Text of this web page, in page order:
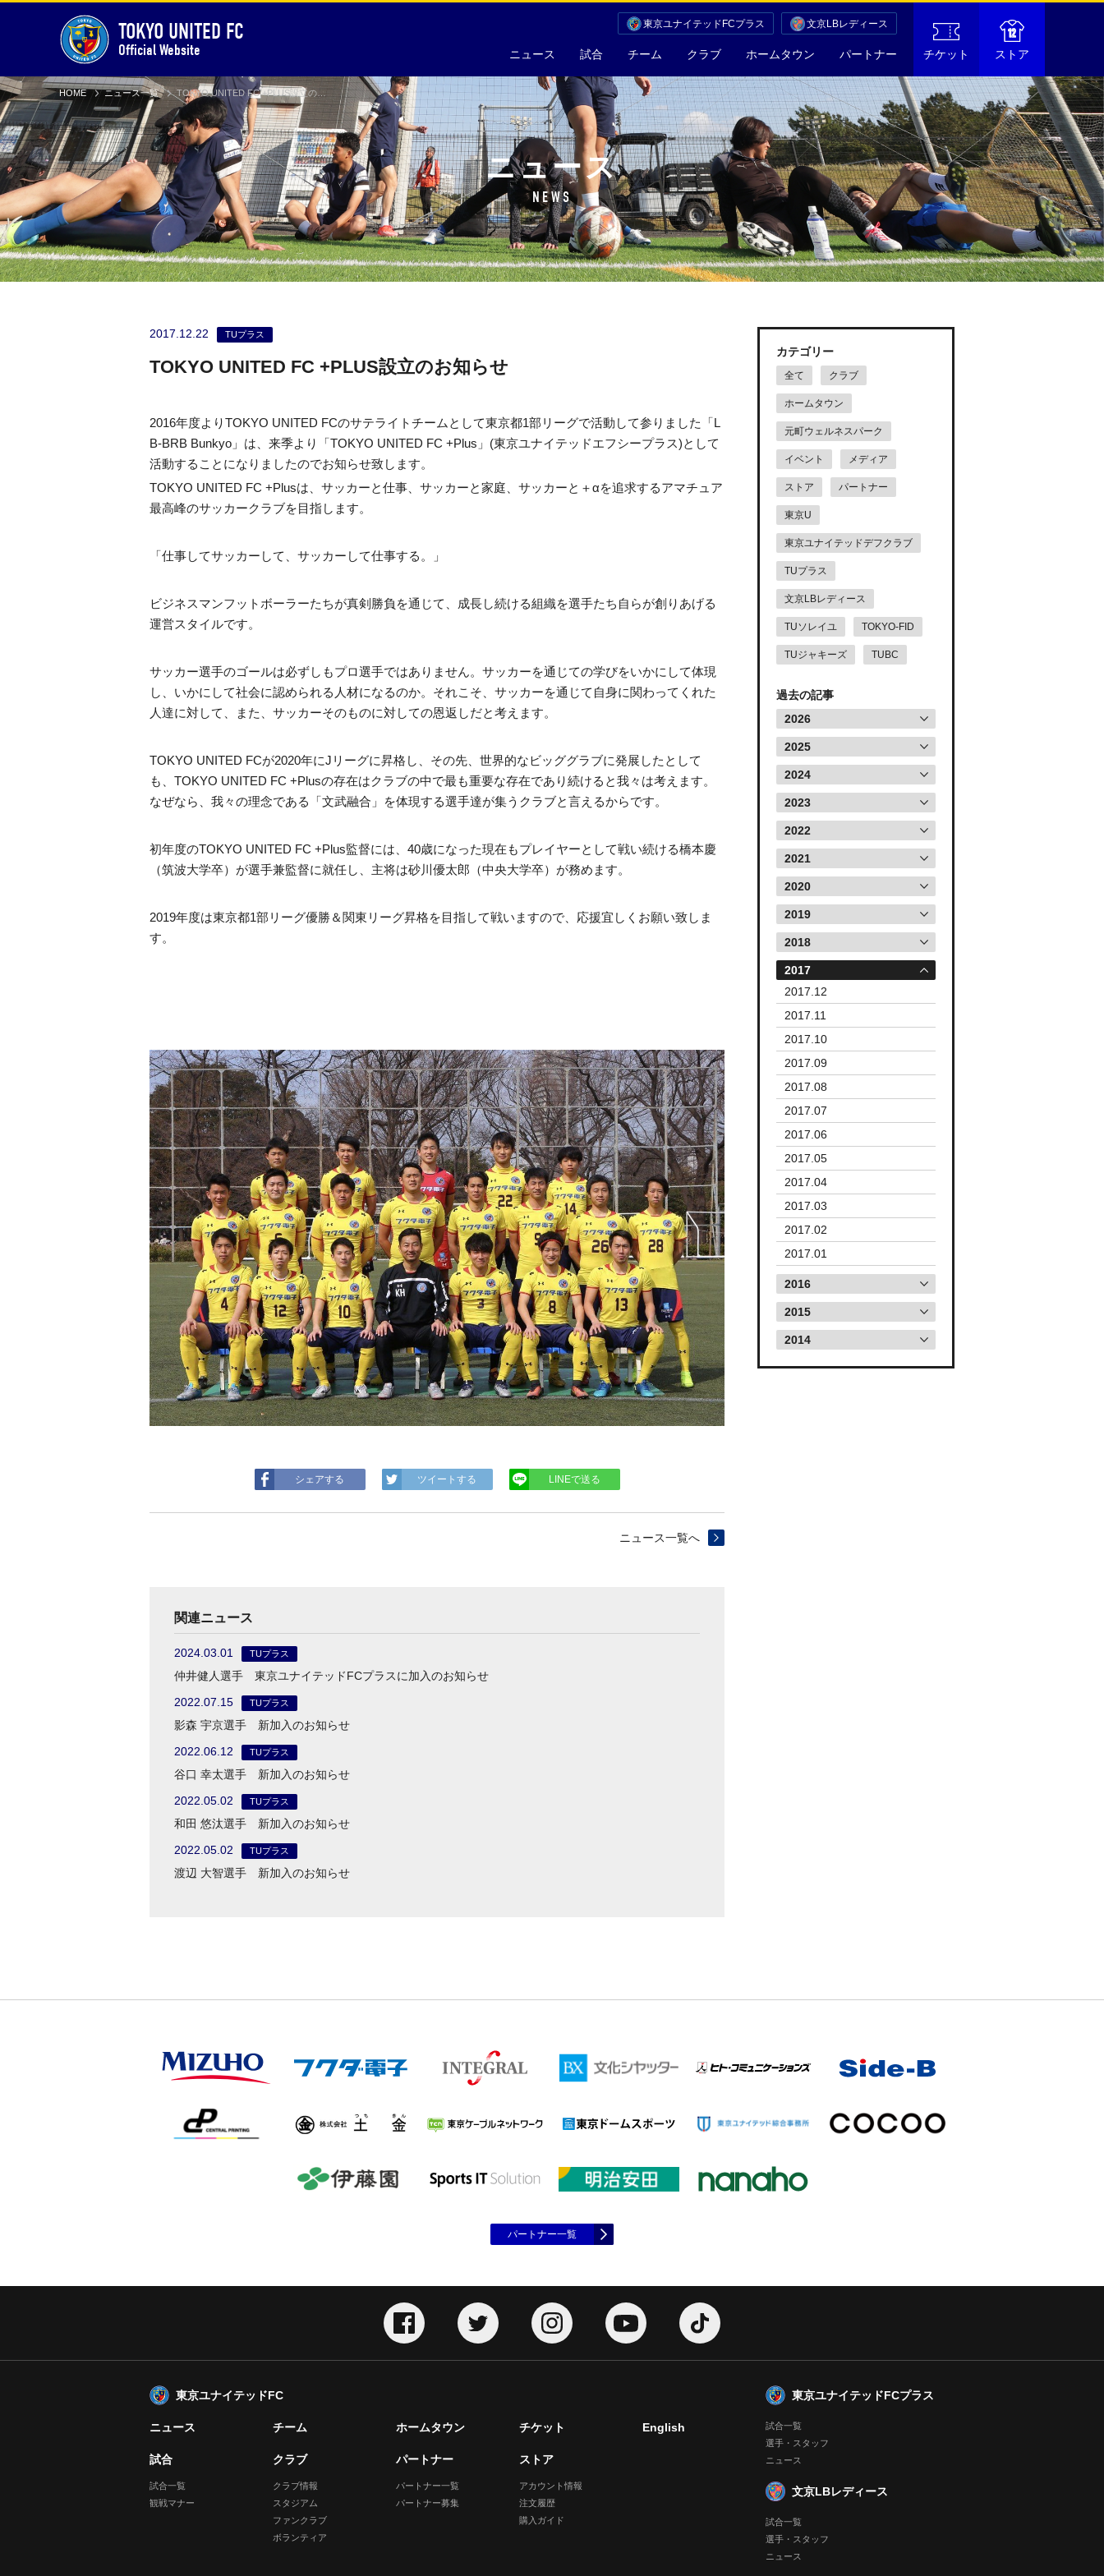
TOKYO UNITED FC
Official Website ニュース 試合 チーム クラブ ホームタウン パートナー チケット ストア
東京ユナイテッドFCプラス 文京LBレディース
HOME ニュース一覧 TOKYO UNITED FC +PLUS設立のお知らせ
ニュース
NEWS
2017.12.22 TUプラス
TOKYO UNITED FC +PLUS設立のお知らせ
2016年度よりTOKYO UNITED FCのサテライトチームとして東京都1部リーグで活動して参りました「L
B-BRB Bunkyo」は、来季より「TOKYO UNITED FC +Plus」(東京ユナイテッドエフシープラス)として
活動することになりましたのでお知らせ致します。
TOKYO UNITED FC +Plusは、サッカーと仕事、サッカーと家庭、サッカーと＋αを追求するアマチュア
最高峰のサッカークラブを目指します。
「仕事してサッカーして、サッカーして仕事する。」
ビジネスマンフットボーラーたちが真剣勝負を通じて、成長し続ける組織を選手たち自らが創りあげる
運営スタイルです。
サッカー選手のゴールは必ずしもプロ選手ではありません。サッカーを通じての学びをいかにして体現
し、いかにして社会に認められる人材になるのか。それこそ、サッカーを通じて自身に関わってくれた
人達に対して、また、サッカーそのものに対しての恩返しだと考えます。
TOKYO UNITED FCが2020年にJリーグに昇格し、その先、世界的なビッググラブに発展したとして
も、TOKYO UNITED FC +Plusの存在はクラブの中で最も重要な存在であり続けると我々は考えます。
なぜなら、我々の理念である「文武融合」を体現する選手達が集うクラブと言えるからです。
初年度のTOKYO UNITED FC +Plus監督には、40歳になった現在もプレイヤーとして戦い続ける橋本慶
（筑波大学卒）が選手兼監督に就任し、主将は砂川優太郎（中央大学卒）が務めます。
2019年度は東京都1部リーグ優勝＆関東リーグ昇格を目指して戦いますので、応援宜しくお願い致しま
す。
シェアする ツイートする LINEで送る
ニュース一覧へ
関連ニュース
2024.03.01 TUプラス
仲井健人選手 東京ユナイテッドFCプラスに加入のお知らせ
2022.07.15
TUプラス
影森 宇京選手 新加入のお知らせ
2022.06.12
TUプラス
谷口 幸太選手 新加入のお知らせ
2022.05.02
TUプラス
和田 悠汰選手 新加入のお知らせ
2022.05.02
TUプラス
渡辺 大智選手 新加入のお知らせ
カテゴリー
全て クラブ
ホームタウン
元町ウェルネスパーク
イベント メディア
ストア パートナー
東京U
東京ユナイテッドデフクラブ
TUプラス
文京LBレディース
TUソレイユ TOKYO-FID
TUジャキーズ TUBC
過去の記事
2026
2025
2024
2023
2022
2021
2020
2019
2018
2017
2017.12
2017.11
2017.10
2017.09
2017.08
2017.07
2017.06
2017.05
2017.04
2017.03
2017.02
2017.01
2016
2015
2014
パートナー一覧
東京ユナイテッドFC
ニュース
試合
試合一覧
観戦マナー
チーム
クラブ
クラブ情報
スタジアム
ファンクラブ
ボランティア
ホームタウン
パートナー
パートナー一覧
パートナー募集
チケット
ストア
アカウント情報
注文履歴
購入ガイド
English
東京ユナイテッドFCプラス
試合一覧
選手・スタッフ
ニュース
文京LBレディース
試合一覧
選手・スタッフ
ニュース